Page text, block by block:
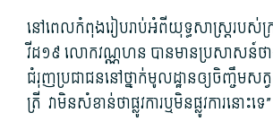
នៅពេល​កំពុង​រៀបរាប់​អំពី​យុទ្ធសាស្ត្រ​រប
វីដ១៩ លោក​វណ្ណ​ហន បាន​មានប្រសាសន៍​ថ
ជំរុញ​ប្រជាជន​នៅ​ថ្នាក់​មូលដ្ឋាន​ឲ្យ​ចិញ្ចឹមសត្
ត្រី​ វា​មិន​សំខាន់​ថា​ផ្លូវការ​ឬមិន​ផ្លូវការ​នោះ​ទេ​